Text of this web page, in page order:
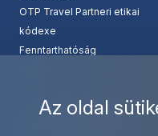
Az oldal
OTP Travel Partneri etikai
kódexe
Fenntarthatóság